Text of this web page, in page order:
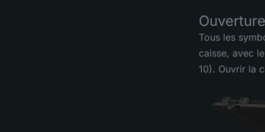
Tous les
caisse, avec
10). Ouvrir la